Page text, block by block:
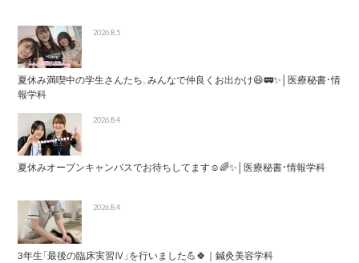
2026.8.5
夏休み満喫中の学生さんたち、みんなで仲良くお出かけ😆🚃✨│医療秘書・情
報学科
2026.8.4
夏休みオープンキャンパスでお待ちしてます☺️🌈✨│医療秘書・情報学科
2026.8.4
3年生「最後の臨床実習Ⅳ」を行いました💪🍀｜鍼灸美容学科